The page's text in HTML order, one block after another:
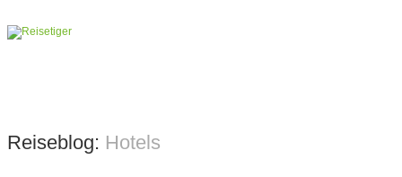
Reiseblog: Hotels